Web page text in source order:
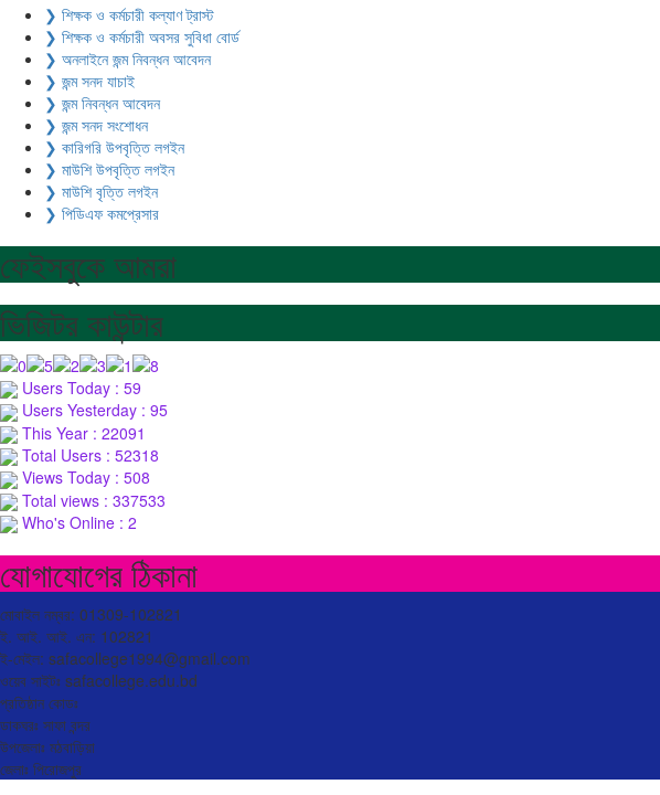
❯ শিক্ষক ও কর্মচারী কল্যাণ ট্রাস্ট
❯ শিক্ষক ও কর্মচারী অবসর সুবিধা বোর্ড
❯ অনলাইনে জন্ম নিবন্ধন আবেদন
❯ জন্ম সনদ যাচাই
❯ জন্ম নিবন্ধন আবেদন
❯ জন্ম সনদ সংশোধন
❯ কারিগরি উপবৃত্তি লগইন
❯ মাউশি উপবৃত্তি লগইন
❯ মাউশি বৃত্তি লগইন
❯ পিডিএফ কমপ্রেসার
ফেইসবুকে আমরা
ভিজিটর কাউন্টার
Users Today : 59
Users Yesterday : 95
This Year : 22091
Total Users : 52318
Views Today : 508
Total views : 337533
Who's Online : 2
যোগাযোগের ঠিকানা
মোবাইল নম্বর: 01309-102821
ই. আই. আই. এন: 102821
ই-মেইল: safacollege1994@gmail.com
ওয়েব সাইটঃ safacollege.edu.bd
প্রতিষ্ঠান কোডঃ
ডাকঘরঃ সাফা বন্দর
উপজেলাঃ মঠবাড়িয়া
জেলাঃ পিরোজপুর